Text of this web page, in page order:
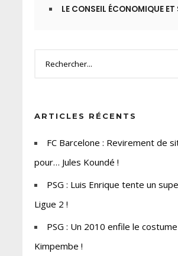
LE CONSEIL ÉCONOMIQUE
ARTICLES RÉCENTS
FC Barcelone : Revirement de
pour… Jules Koundé !
PSG : Luis Enrique tente un
Ligue 2 !
PSG : Un 2010 enfile le
Kimpembe !